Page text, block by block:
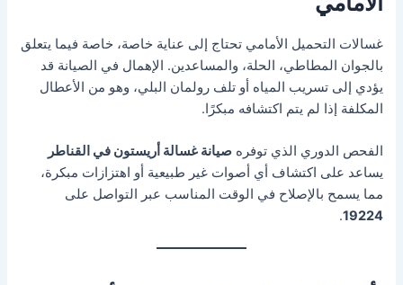
غسالات التحميل الأمامي تحتاج إلى عناية خاصة، خاصة فيما يتعلق
بالجوان المطاطي، الحلة، والمساعدين. الإهمال في الصيانة قد
يؤدي إلى تسريب المياه أو تلف رولمان البلي، وهو من الأعطال
المكلفة إذا لم يتم اكتشافه مبكرًا.
الفحص الدوري الذي توفرهصيانة غسالة أريستون في القناطر
يساعد على اكتشاف أي أصوات غير طبيعية أو اهتزازات مبكرة،
مما يسمح بالإصلاح في الوقت المناسب عبر التواصل على
19224
.